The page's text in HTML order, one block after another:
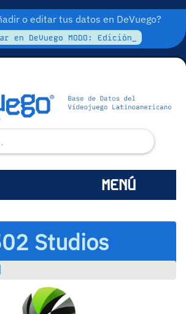
o editar tus datos en DeVuego?
en DeVuego MODO: Edición_
MENÚ
Studios